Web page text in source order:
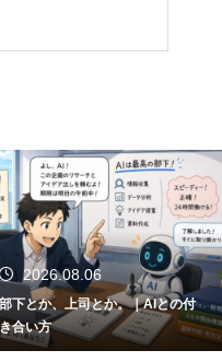
2026.08.05
関東大会とか、千葉県代表とか。